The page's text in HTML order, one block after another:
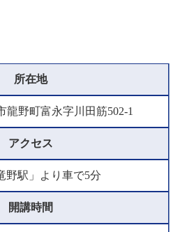
所在地
龍野町富永字川田筋502-1
アクセス
野駅」より車で5分
開講時間